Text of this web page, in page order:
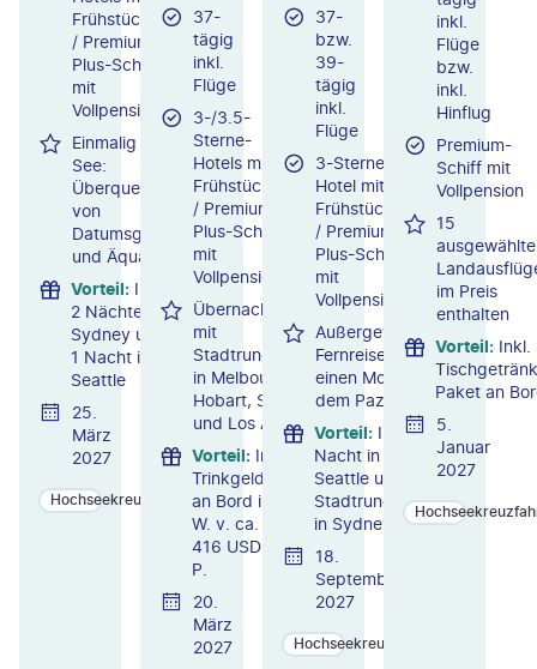
Frühstück
/ Premium-
Plus-Schiff
mit
Vollpension
Einmalig auf
See:
Überquerung
von
Datumsgrenze
und Äquator
Vorteil: Inkl.
2 Nächte in
Sydney und
1 Nacht in
Seattle
25.
März
2027
Hochseekreuzfahrten
37-
tägig
inkl.
Flüge
3-/3.5-
Sterne-
Hotels mit
Frühstück
/ Premium-
Plus-Schiff
mit
Vollpension
Übernachtungen
mit
Stadtrundfahrten
in Melbourne,
Hobart, Sydney
und Los Angeles
Vorteil: Inkl.
Trinkgelder
an Bord i.
W. v. ca.
416 USD p.
P.
20.
März
2027
37-
bzw.
39-
tägig
inkl.
Flüge
3-Sterne-
Hotel mit
Frühstück
/ Premium-
Plus-Schiff
mit
Vollpension
Außergewöhnliche
Fernreise: Über
einen Monat auf
dem Pazifik
Vorteil: Inkl. 1
Nacht in
Seattle und
Stadtrundfahrt
in Sydney
18.
September
2027
Hochseekreuzfahrten
inkl.
Flüge
bzw.
inkl.
Hinflug
Premium-
Schiff mit
Vollpension
15
ausgewählte
im Preis
enthalten
Vorteil: Inkl.
Paket an
5.
Januar
2027